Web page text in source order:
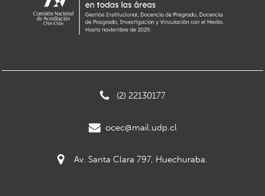
(2) 22130177
ocec@mail.udp.cl
Av. Santa Clara 797, Huechuraba.